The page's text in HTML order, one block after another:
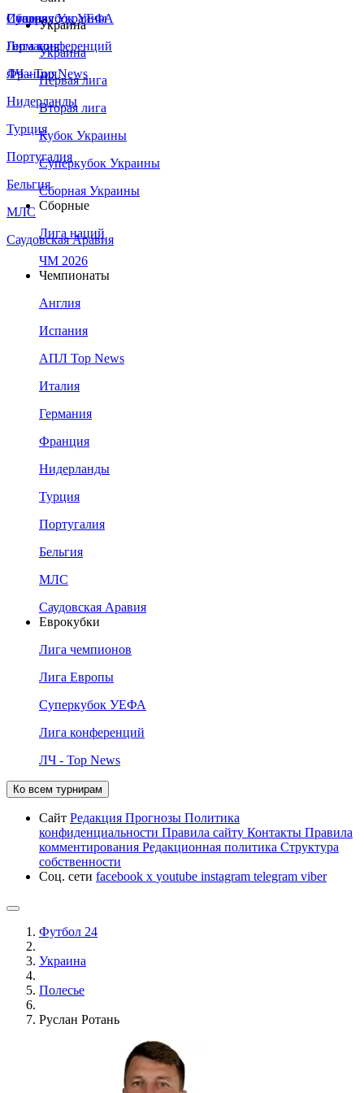
Сборная Украины
Италия
Германия
Франция
Нидерланды
Турция
Португалия
Бельгия
МЛС
Саудовская Аравия
Суперкубок УЕФА
Лига конференций
ЛЧ - Top News
Украина
Украина
Первая лига
Вторая лига
Кубок Украины
Суперкубок Украины
Сборная Украины
Сборные
Лига наций
ЧМ 2026
Чемпионаты
Англия
Испания
АПЛ Top News
Италия
Германия
Франция
Нидерланды
Турция
Португалия
Бельгия
МЛС
Саудовская Аравия
Еврокубки
Лига чемпионов
Лига Европы
Суперкубок УЕФА
Лига конференций
ЛЧ - Top News
Ко всем турнирам
Сайт Редакция Прогнозы Политика
конфиденциальности Правила сайту Контакты Правила
комментирования Редакционная политика Структура
собственности
Соц. сети facebook x youtube instagram telegram viber
Футбол 24
Украина
Полесье
Руслан Ротань